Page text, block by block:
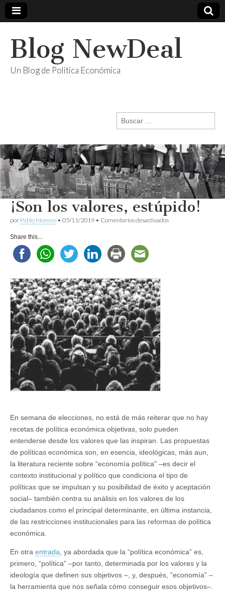
Blog NewDeal
Un Blog de Política Económica
Buscar:
¡Son los valores, estúpido!
por Pablo Moreno • 05/11/2019 • Comentarios desactivadosen
Share this...
En semana de elecciones, no está de más reiterar que no hay
recetas de política económica objetivas, solo pueden
entenderse desde los valores que las inspiran. Las propuestas
de políticas económica son, en esencia, ideológicas, más aun,
la literatura reciente sobre “economía política” ‒es decir el
contexto institucional y político que condiciona el tipo de
políticas que se impulsan y su posibilidad de éxito y aceptación
social‒ también centra su análisis en los valores de los
ciudadanos como el principal determinante, en última instancia,
de las restricciones institucionales para las reformas de política
económica.
En otra entrada , ya abordada que la “política económica” es,
primero, “política” ‒por tanto, determinada por los valores y la
ideología que definen sus objetivos ‒, y, después, “economía” ‒
la herramienta que nos señala cómo conseguir esos objetivos‒.